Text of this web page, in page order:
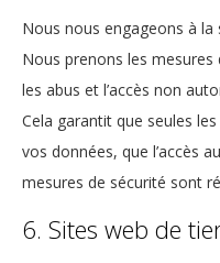
Nous nous engageons à la
Nous prenons les
les abus et l’accès non
Cela garantit que seules
vos données, que l’accès
mesures de sécurité sont
6. Sites web de